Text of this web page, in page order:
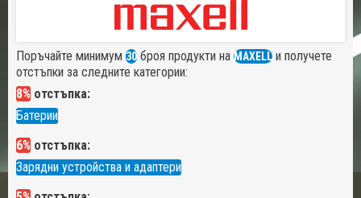
Поръчайте минимум 30 броя продукти на MAXELL и получете
отстъпки за следните категории:
8% отстъпка:
Батерии
6% отстъпка:
Зарядни устройства и адаптери